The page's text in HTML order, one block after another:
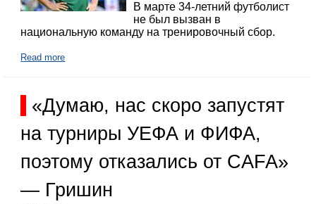
В марте 34-летний футболист
не был вызван в
национальную команду на тренировочный сбор.
Read more
«Думаю, нас скоро запустят
на турниры УЕФА и ФИФА,
поэтому отказались от CAFA»
— Гришин